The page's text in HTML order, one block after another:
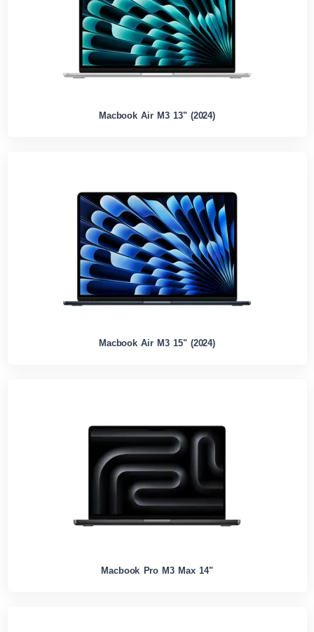
Macbook Air M3 13" (2024)
Macbook Air M3 15" (2024)
Macbook Pro M3 Max 14"